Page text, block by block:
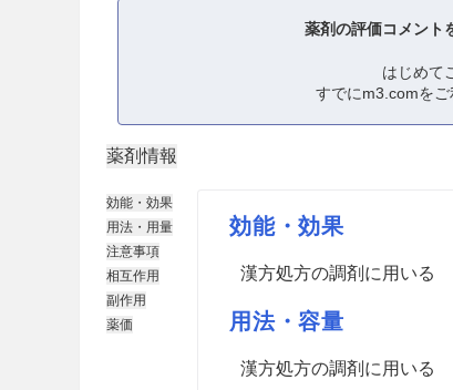
薬剤の評価コメント
はじめて
すでにm3.comをご
薬剤情報
効能・効果
用法・用量
注意事項
相互作用
副作用
薬価
効能・効果
漢方処方の調剤に用いる
用法・容量
漢方処方の調剤に用いる